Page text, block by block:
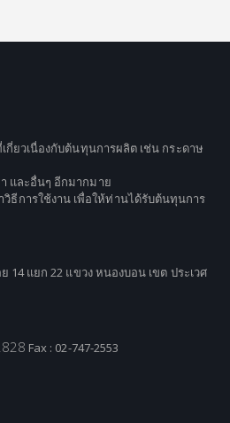
กี่ยวเนื่องกับต้นทุนการผลิต เช่น กระดาษ
และอื่นๆ อีกมากมาย
ธีการใช้งาน เพื่อให้ท่านได้รับต้นทุนการ
14 แยก 22 แขวง หนองบอน เขต ประเวศ
Fax : 02-747-2553